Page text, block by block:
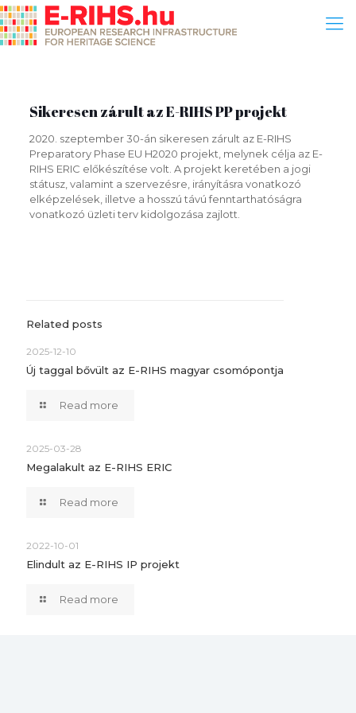
Sikeresen zárult az E-RIHS PP projekt
2020. szeptember 30-án sikeresen zárult az E-RIHS
Preparatory Phase EU H2020 projekt, melynek célja az E-
RIHS ERIC előkészítése volt. A projekt keretében a jogi
státusz, valamint a szervezésre, irányításra vonatkozó
elképzelések, illetve a hosszú távú fenntarthatóságra
vonatkozó üzleti terv kidolgozása zajlott.
Related posts
2025-12-10
Új taggal bővült az E-RIHS magyar csomópontja
Read more
2025-03-28
Megalakult az E-RIHS ERIC
Read more
2022-10-01
Elindult az E-RIHS IP projekt
Read more